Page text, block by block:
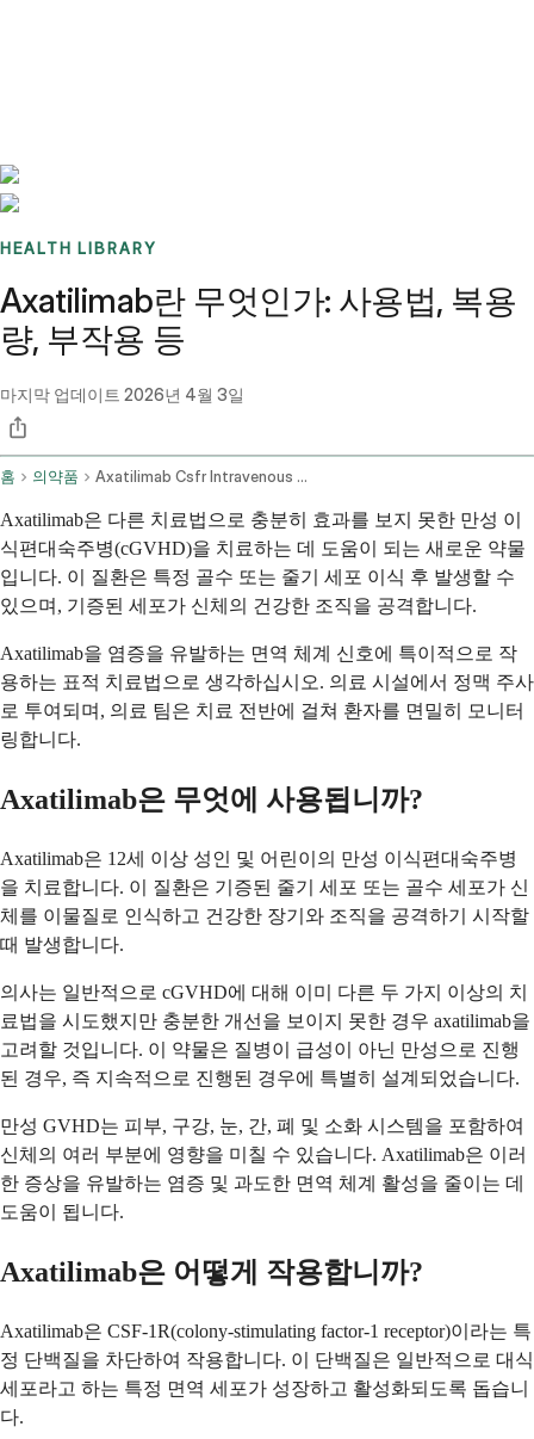
HEALTH LIBRARY
Axatilimab란 무엇인가: 사용법, 복용
량, 부작용 등
마지막 업데이트 2026년 4월 3일
홈 의약품 Axatilimab Csfr Intravenous Route
Axatilimab은 다른 치료법으로 충분히 효과를 보지 못한 만성 이
식편대숙주병(cGVHD)을 치료하는 데 도움이 되는 새로운 약물
입니다. 이 질환은 특정 골수 또는 줄기 세포 이식 후 발생할 수
있으며, 기증된 세포가 신체의 건강한 조직을 공격합니다.
Axatilimab을 염증을 유발하는 면역 체계 신호에 특이적으로 작
용하는 표적 치료법으로 생각하십시오. 의료 시설에서 정맥 주사
로 투여되며, 의료 팀은 치료 전반에 걸쳐 환자를 면밀히 모니터
링합니다.
Axatilimab은 무엇에 사용됩니까?
Axatilimab은 12세 이상 성인 및 어린이의 만성 이식편대숙주병
을 치료합니다. 이 질환은 기증된 줄기 세포 또는 골수 세포가 신
체를 이물질로 인식하고 건강한 장기와 조직을 공격하기 시작할
때 발생합니다.
의사는 일반적으로 cGVHD에 대해 이미 다른 두 가지 이상의 치
료법을 시도했지만 충분한 개선을 보이지 못한 경우 axatilimab을
고려할 것입니다. 이 약물은 질병이 급성이 아닌 만성으로 진행
된 경우, 즉 지속적으로 진행된 경우에 특별히 설계되었습니다.
만성 GVHD는 피부, 구강, 눈, 간, 폐 및 소화 시스템을 포함하여
신체의 여러 부분에 영향을 미칠 수 있습니다. Axatilimab은 이러
한 증상을 유발하는 염증 및 과도한 면역 체계 활성을 줄이는 데
도움이 됩니다.
Axatilimab은 어떻게 작용합니까?
Axatilimab은 CSF-1R(colony-stimulating factor-1 receptor)이라는 특
정 단백질을 차단하여 작용합니다. 이 단백질은 일반적으로 대식
세포라고 하는 특정 면역 세포가 성장하고 활성화되도록 돕습니
다.